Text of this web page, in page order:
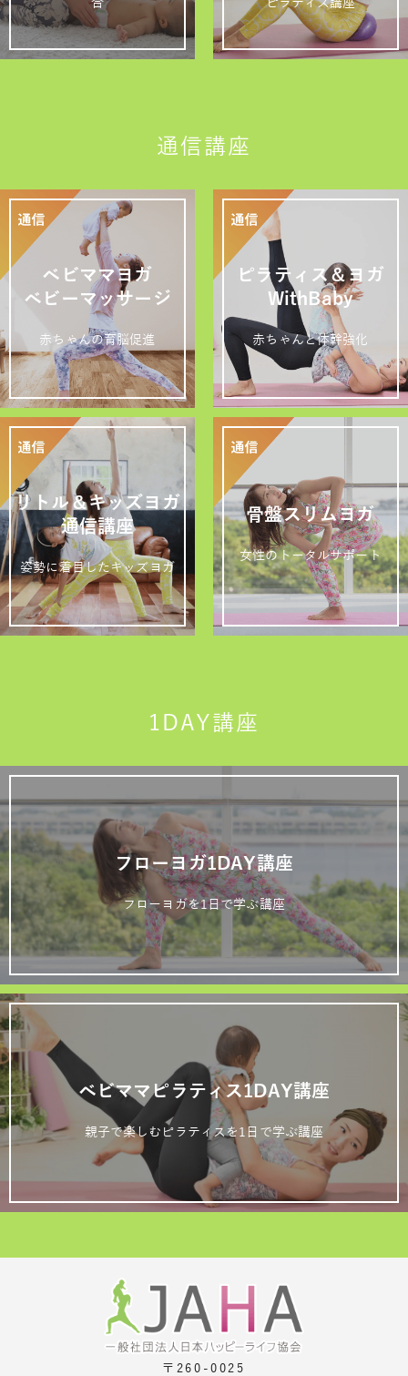
合 ピラティス講座
通信講座
ベビママヨガ
ベビーマッサージ
赤ちゃんの育脳促進
ピラティス＆ヨガ
WithBaby
赤ちゃんと体幹強化
リトル＆キッズヨガ
通信講座
姿勢に着目したキッズヨガ
骨盤スリムヨガ
女性のトータルサポート
1DAY講座
フローヨガ1DAY講座
フローヨガを1日で学ぶ講座
ベビママピラティス1DAY講座
親子で楽しむピラティスを1日で学ぶ講座
〒260-0025